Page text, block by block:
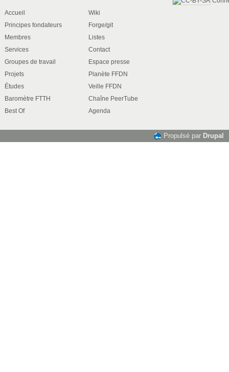
Accueil
Principes fondateurs
Membres
Services
Groupes de travail
Projets
Études
Baromètre FTTH
Best Of
Wiki
Forge/git
Listes
Contact
Espace presse
Planète FFDN
Veille FFDN
Chaîne PeerTube
Agenda
Propulsé par Drupal